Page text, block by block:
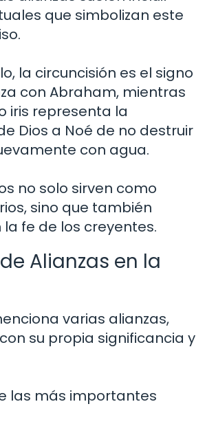
que simbolizan este
la circuncisión es el signo
con Abraham, mientras
iris representa la
Dios a Noé de no destruir
con agua.
no solo sirven como
sino que también
fe de los creyentes.
Alianzas en la
varias alianzas,
su propia significancia y
las más importantes